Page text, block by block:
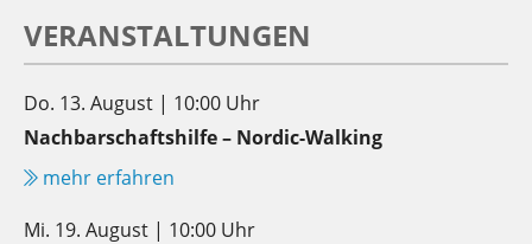
VERANSTALTUNGEN
Do. 13. August | 10:00 Uhr
Nachbarschaftshilfe – Nordic-Walking
mehr erfahren
Mi. 19. August | 10:00 Uhr